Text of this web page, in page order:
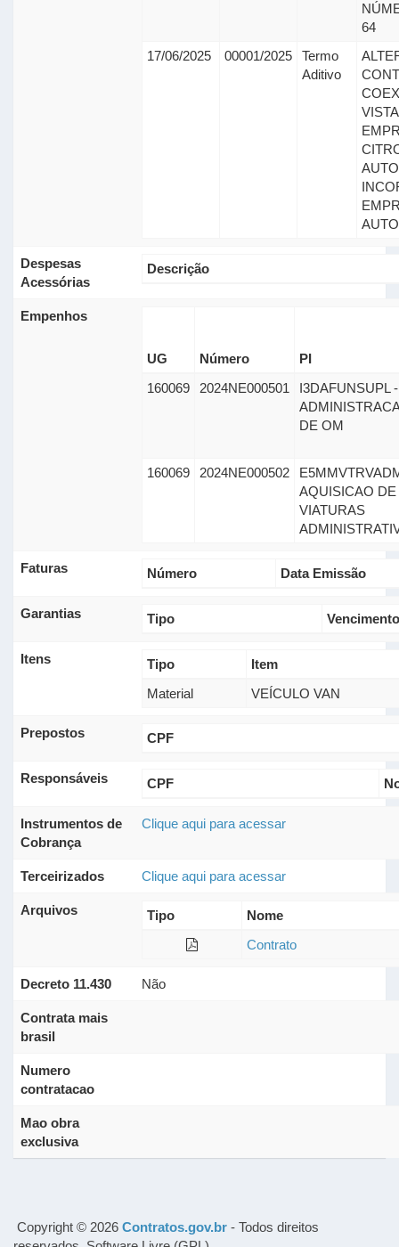
64
17/06/2025
00001/2025
Termo
Aditivo
Despesas
Acessórias
Descrição
Empenhos
UG Número
PI
160069
2024NE000501
I3DAFUNSUPL -
DE OM
160069 2024NE000502
AQUISICAO DE
VIATURAS
Faturas Número Data Emissão
Garantias Tipo Vencimento
Itens Tipo
Item
Material
VEÍCULO VAN
Prepostos CPF
Responsáveis CPF
Instrumentos de
Cobrança
Clique aqui para acessar
Terceirizados Clique aqui para acessar
Arquivos Tipo
Nome
Contrato
Decreto 11.430 Não
Contrata mais
brasil
Numero
contratacao
Mao obra
exclusiva
Copyright © 2026 Contratos.gov.br - Todos direitos